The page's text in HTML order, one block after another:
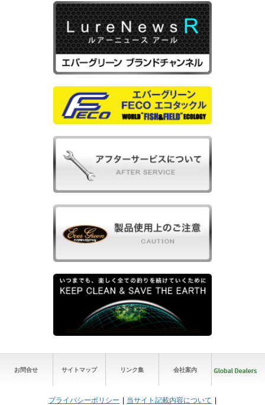
お問合せ サイトマップ リンク集 会社案内
プライバシーポリシー 当サイト記載内容について